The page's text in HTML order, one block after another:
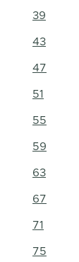
39
43
47
51
55
59
63
67
71
75